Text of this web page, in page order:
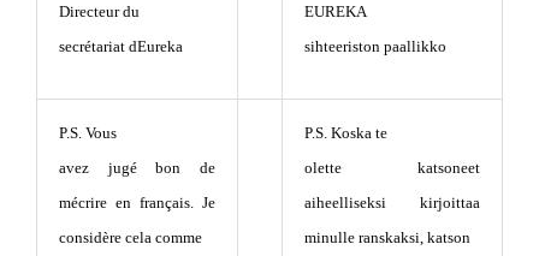
Directeur du
secrétariat dEureka
EUREKA
sihteeriston paallikko
P.S. Vous
avez jugé bon de
mécrire en français. Je
considère cela comme
P.S. Koska te
olette katsoneet
aiheelliseksi kirjoittaa
minulle ranskaksi, katson